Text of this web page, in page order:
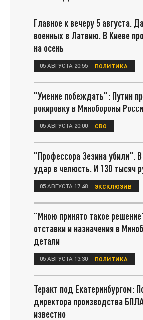
Главное к вечеру 5 августа.
военных в Латвию. В Киеве
на осень
05 АВГУСТА 20:55 ПОЛИТИКА
"Умение побеждать": Путин
рокировку в Минобороны
05 АВГУСТА 20:00 СВО
"Профессора Зезина убили".
удар в челюсть. И 130 тысяч
05 АВГУСТА 17:48 ЭКСКЛЮЗИВ
"Мною принято такое
отставки и назначения в
детали
05 АВГУСТА 13:30 ПОЛИТИКА
Теракт под Екатеринбургом:
директора производства
известно